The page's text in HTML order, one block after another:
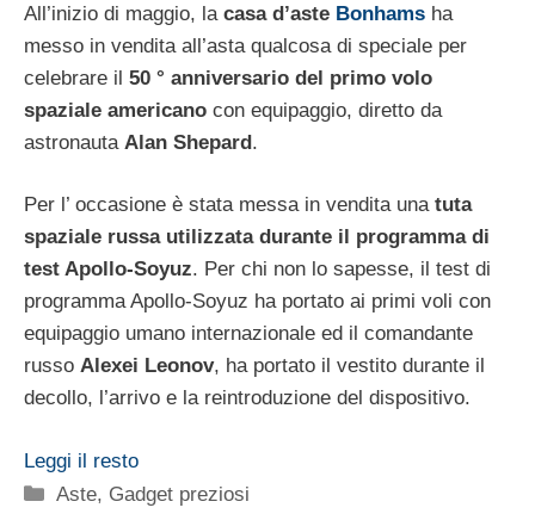
All’inizio di maggio, la casa d’aste Bonhams ha
messo in vendita all’asta qualcosa di speciale per
celebrare il 50 ° anniversario del primo volo
spaziale americano con equipaggio, diretto da
astronauta Alan Shepard.
Per l’ occasione è stata messa in vendita una tuta
spaziale russa utilizzata durante il programma di
test Apollo-Soyuz. Per chi non lo sapesse, il test di
programma Apollo-Soyuz ha portato ai primi voli con
equipaggio umano internazionale ed il comandante
russo Alexei Leonov, ha portato il vestito durante il
decollo, l’arrivo e la reintroduzione del dispositivo.
Leggi il resto
Categorie
Aste, Gadget preziosi